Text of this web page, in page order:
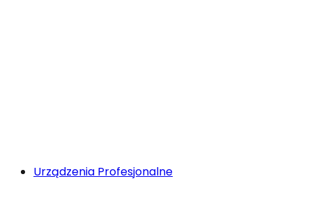
Urządzenia Profesjonalne